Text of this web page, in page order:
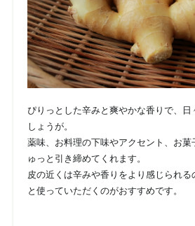
ぴりっとした辛みと爽やかな香りで、
しょうが。
薬味、お料理の下味やアクセント、お菓
ゅっと引き締めてくれます。
皮の近くは辛みや香りをより感じられ
と使っていただくのがおすすめです。